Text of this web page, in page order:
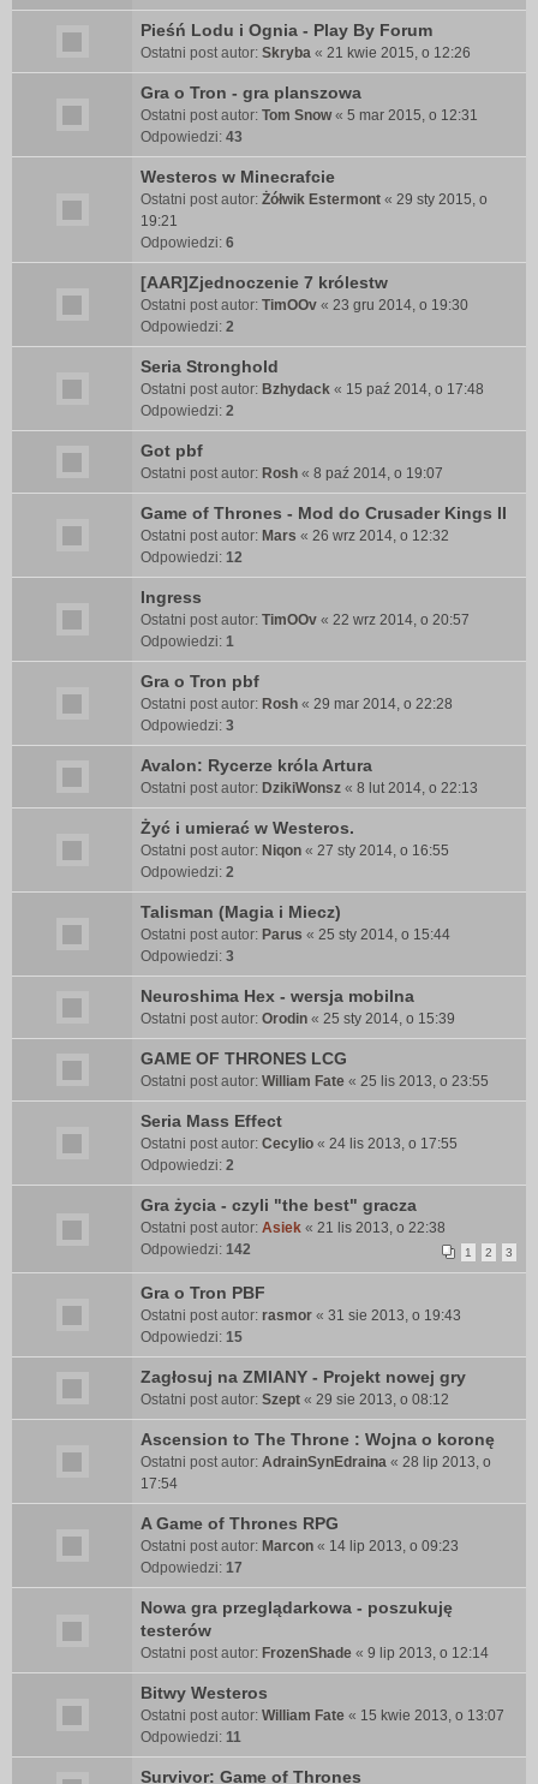
Pieśń Lodu i Ognia - Play By Forum
Ostatni post autor: Skryba « 21 kwie 2015, o 12:26
Gra o Tron - gra planszowa
Ostatni post autor: Tom Snow« 5 mar 2015, o 12:31
Odpowiedzi: 43
Westeros w Minecrafcie
Ostatni post autor: Żółwik Estermont « 29 sty 2015, o
19:21
Odpowiedzi: 6
[AAR]Zjednoczenie 7 królestw
Ostatni post autor: TimOOv « 23 gru 2014, o 19:30
Odpowiedzi: 2
Seria Stronghold
Ostatni post autor: Bzhydack « 15 paź 2014, o 17:48
Odpowiedzi: 2
Got pbf
Ostatni post autor: Rosh « 8 paź 2014, o 19:07
Game of Thrones - Mod do Crusader Kings II
Ostatni post autor: Mars « 26 wrz 2014, o 12:32
Odpowiedzi: 12
Ingress
Ostatni post autor: TimOOv « 22 wrz 2014, o 20:57
Odpowiedzi: 1
Gra o Tron pbf
Ostatni post autor: Rosh « 29 mar 2014, o 22:28
Odpowiedzi: 3
Avalon: Rycerze króla Artura
Ostatni post autor: DzikiWonsz « 8 lut 2014, o 22:13
Żyć i umierać w Westeros.
Ostatni post autor: Niqon « 27 sty 2014, o 16:55
Odpowiedzi: 2
Talisman (Magia i Miecz)
Ostatni post autor: Parus « 25 sty 2014, o 15:44
Odpowiedzi: 3
Neuroshima Hex - wersja mobilna
Ostatni post autor: Orodin « 25 sty 2014, o 15:39
GAME OF THRONES LCG
Ostatni post autor: William Fate « 25 lis 2013, o 23:55
Seria Mass Effect
Ostatni post autor: Cecylio « 24 lis 2013, o 17:55
Odpowiedzi: 2
Gra życia - czyli "the best" gracza
Ostatni post autor: Asiek « 21 lis 2013, o 22:38
Odpowiedzi: 142 1 2 3
Gra o Tron PBF
Ostatni post autor: rasmor « 31 sie 2013, o 19:43
Odpowiedzi: 15
Zagłosuj na ZMIANY - Projekt nowej gry
Ostatni post autor: Szept « 29 sie 2013, o 08:12
Ascension to The Throne : Wojna o koronę
Ostatni post autor: AdrainSynEdraina « 28 lip 2013, o
17:54
A Game of Thrones RPG
Ostatni post autor: Marcon « 14 lip 2013, o 09:23
Odpowiedzi: 17
Nowa gra przeglądarkowa - poszukuję
testerów
Ostatni post autor: FrozenShade « 9 lip 2013, o 12:14
Bitwy Westeros
Ostatni post autor: William Fate « 15 kwie 2013, o 13:07
Odpowiedzi: 11
Survivor: Game of Thrones